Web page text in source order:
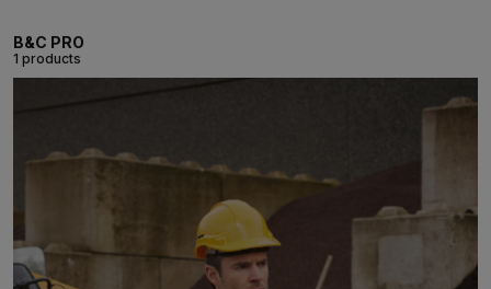
B&C PRO
1 products